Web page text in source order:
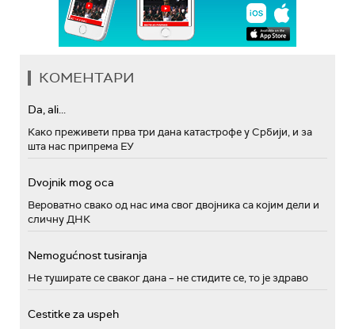
КОМЕНТАРИ
Da, ali...
Како преживети прва три дана катастрофе у Србији, и за
шта нас припрема ЕУ
Dvojnik mog oca
Вероватно свако од нас има свог двојника са којим дели и
сличну ДНК
Nemogućnost tusiranja
Не туширате се сваког дана – не стидите се, то је здраво
Cestitke za uspeh